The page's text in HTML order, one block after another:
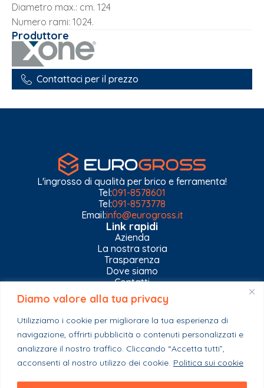
Diamo valore alla tua privacy
Utilizziamo i cookie per migliorare la tua esperienza di
navigazione, offrirti pubblicità o contenuti personalizzati e
analizzare il nostro traffico. Cliccando “Accetta tutti”,
acconsenti al nostro utilizzo dei cookie. Politica sui cookie
Diametro max.: cm. 124
Numero rami: 1024.
Produttore
Contattaci per il prezzo
L'ingrosso di qualità per brico e ferramenta!
Tel:091-8578601
Tel:091-8573778
Email:info@eurogross.it
Link rapidi
Azienda
La nostra storia
Trasparenza
Dove siamo
Contatti
Privacy Policy
Gestisci impostazioni Cookies
Esplora il catalogo
Casa
Ferramenta & Co.
Giardino e agricoltura
Stagionali